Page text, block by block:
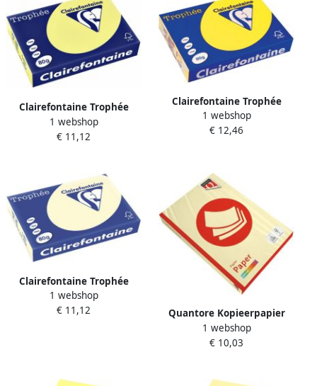
Clairefontaine Trophée
gekleurd papier A4 80 g 500
vel citroengeel
1 webshop
€ 11,12
Clairefontaine Trophée
Intens gekleurd papier A4
80 g 500 vel zonnegeel
1 webshop
€ 12,46
Clairefontaine Trophée
gekleurd papier A4 80 g 500
vel ivoor
1 webshop
€ 11,12
Quantore Kopieerpapier
Colour A4 160gr kanariegeel
250 vel
1 webshop
€ 10,03